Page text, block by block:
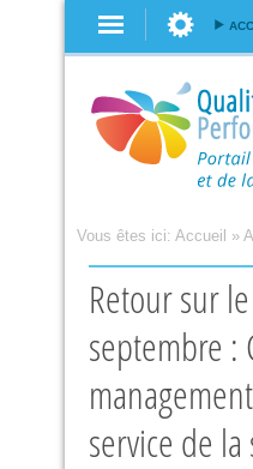
Vous êtes ici: Accueil »
Retour sur le 5à7 du 30
septembre :
service de la